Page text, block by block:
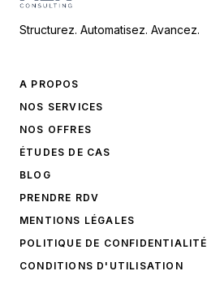
Structurez. Automatisez. Avancez.
A PROPOS
NOS SERVICES
NOS OFFRES
ÉTUDES DE CAS
BLOG
PRENDRE RDV
MENTIONS LÉGALES
POLITIQUE DE CONFIDENTIALITÉ
CONDITIONS D'UTILISATION